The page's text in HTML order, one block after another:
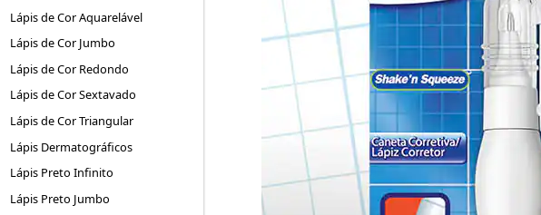
Lápis de Cor Aquarelável
Lápis de Cor Jumbo
Lápis de Cor Redondo
Lápis de Cor Sextavado
Lápis de Cor Triangular
Lápis Dermatográficos
Lápis Preto Infinito
Lápis Preto Jumbo